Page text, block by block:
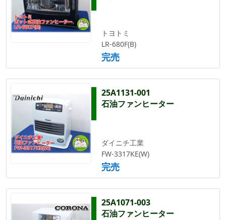
トヨトミ
LR-680F(B)
完売
25A1131-001
石油ファンヒーター
ダイニチ工業
FW-3317KE(W)
完売
25A1071-003
石油ファンヒーター